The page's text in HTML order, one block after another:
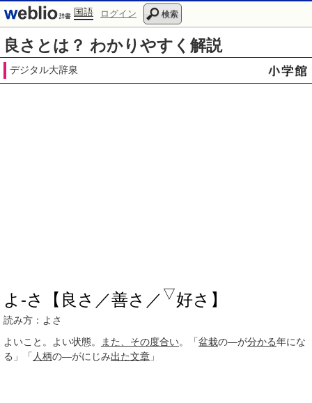
国語 ログイン 検索
良さとは？ わかりやすく解説
デジタル大辞泉
よ‐さ【良さ／善さ／ ▽好さ】
読み方：よさ
よいこと。よい状態。
また、 その度合い。「盆栽の―が分かる年にな
る」「 人柄の―がにじみ出た文章 」